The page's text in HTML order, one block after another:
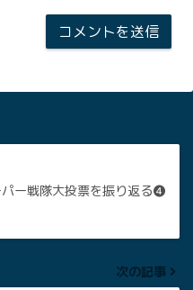
パー戦隊大投票を振り返る❹
次の記事